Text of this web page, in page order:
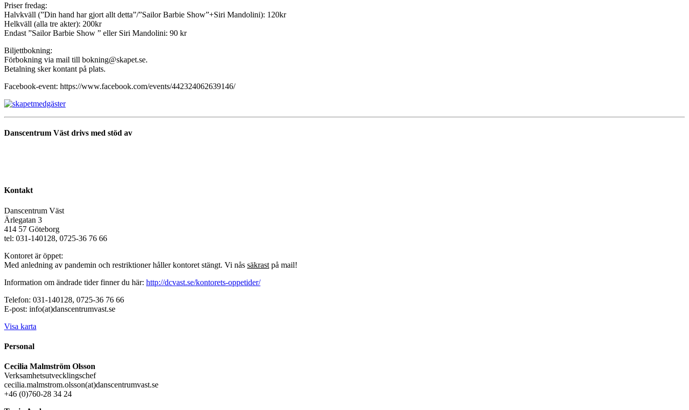
Priser fredag:
Halvkväll (”Din hand har gjort allt detta”/”Sailor Barbie Show”+Siri Mandolini): 120kr
Helkväll (alla tre akter): 200kr
Endast ”Sailor Barbie Show ” eller Siri Mandolini: 90 kr
Biljettbokning:
Förbokning via mail till bokning@skapet.se.
Betalning sker kontant på plats.
Facebook-event: https://www.facebook.com/events/442324062639146/
Danscentrum Väst drivs med stöd av
Kontakt
Danscentrum Väst
Ärlegatan 3
414 57 Göteborg
tel: 031-140128, 0725-36 76 66
Kontoret är öppet:
Med anledning av pandemin och restriktioner håller kontoret stängt. Vi nås säkrast på mail!
Information om ändrade tider finner du här: http://dcvast.se/kontorets-oppetider/
Telefon: 031-140128, 0725-36 76 66
E-post: info(at)danscentrumvast.se
Visa karta
Personal
Cecilia Malmström Olsson
Verksamhetsutvecklingschef
cecilia.malmstrom.olsson(at)danscentrumvast.se
+46 (0)760-28 34 24